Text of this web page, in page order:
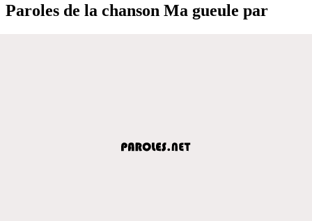
Paroles de la chanson Ma gueule par